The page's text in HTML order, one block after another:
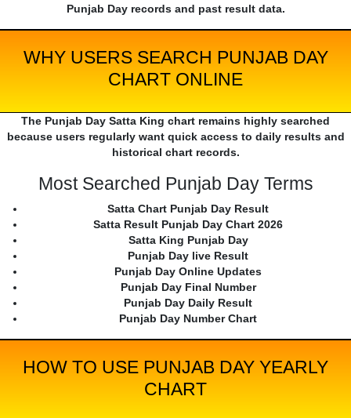
Punjab Day records and past result data.
WHY USERS SEARCH PUNJAB DAY
CHART ONLINE
The Punjab Day Satta King chart remains highly searched
because users regularly want quick access to daily results and
historical chart records.
Most Searched Punjab Day Terms
Satta Chart Punjab Day Result
Satta Result Punjab Day Chart 2026
Satta King Punjab Day
Punjab Day live Result
Punjab Day Online Updates
Punjab Day Final Number
Punjab Day Daily Result
Punjab Day Number Chart
HOW TO USE PUNJAB DAY YEARLY
CHART